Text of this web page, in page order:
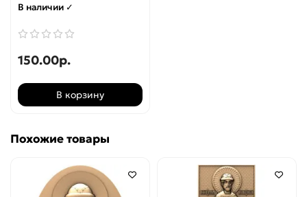
В наличии ✓
150.00р.
В корзину
Похожие товары